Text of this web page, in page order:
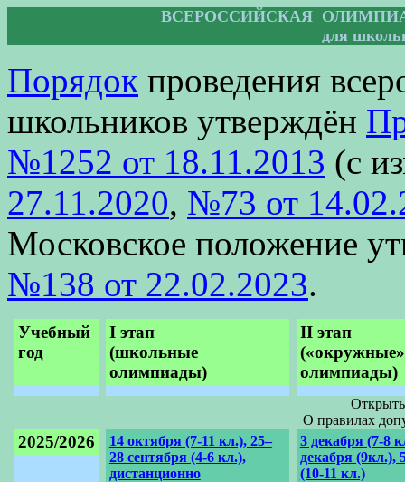
ВСЕРОССИЙСКАЯ
для
Порядок проведения
школьников утверждён
№1252 от 18.11.2013 (с
27.11.2020, №73 от
Московское положение
№138 от 22.02.2023.
Учебный
год
I этап
(школьные
олимпиады)
II этап
(«окружные»
олимпиады)
О правилах
2025/2026
14 октября (7-11 кл.), 25–
28 сентября (4-6 кл.),
дистанционно
3 декабря (7-8
декабря (9кл.),
(10-11 кл.)